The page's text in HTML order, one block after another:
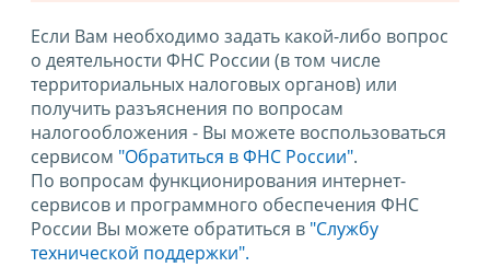
Если Вам необходимо задать какой-либо вопрос
о деятельности ФНС России (в том числе
территориальных налоговых органов) или
получить разъяснения по вопросам
налогообложения - Вы можете воспользоваться
сервисом "Обратиться в ФНС России".
По вопросам функционирования интернет-
сервисов и программного обеспечения ФНС
России Вы можете обратиться в "Службу
технической поддержки".